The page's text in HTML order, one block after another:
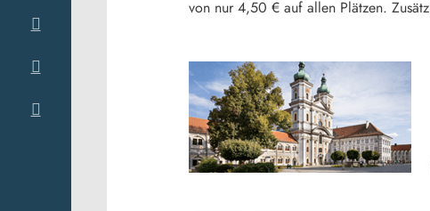
von nur 4,50 € auf allen Plätzen.